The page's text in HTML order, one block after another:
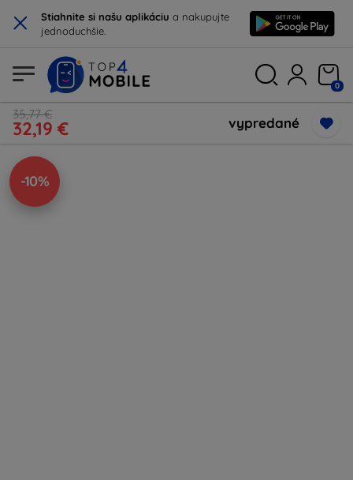
× Stiahnite si našu aplikáciu a nakupujte
jednoduchšie.
0
35,77 €
32,19 € vypredané
-10%